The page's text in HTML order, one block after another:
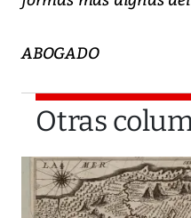
ABOGADO
Otras